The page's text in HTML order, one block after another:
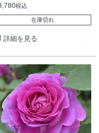
税込
在庫切れ
詳細を見る